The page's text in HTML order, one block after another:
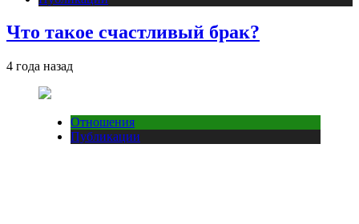
Что такое счастливый брак?
4 года назад
Отношения
Публикации